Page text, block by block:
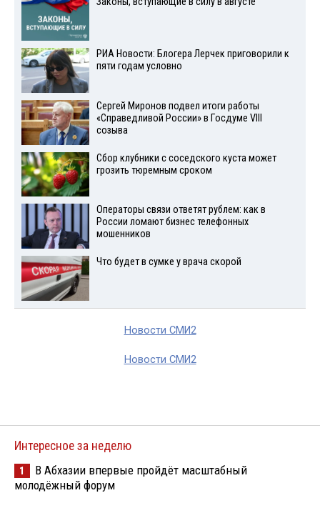
РИА Новости: Блогера Лерчек приговорили к
пяти годам условно
Сергей Миронов подвел итоги работы
«Справедливой России» в Госдуме VIII
созыва
Сбор клубники с соседского куста может
грозить тюремным сроком
Операторы связи ответят рублем: как в
России ломают бизнес телефонных
мошенников
Что будет в сумке у врача скорой
Новости СМИ2
Новости СМИ2
Интересное за неделю
1
В Абхазии впервые пройдёт масштабный
молодёжный форум